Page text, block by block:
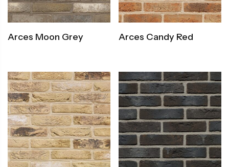
Arces Moon Grey Arces Candy Red